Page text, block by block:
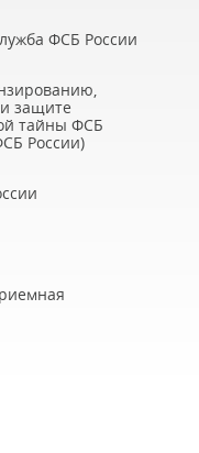
ФСБ России
защите
тайны ФСБ
России)